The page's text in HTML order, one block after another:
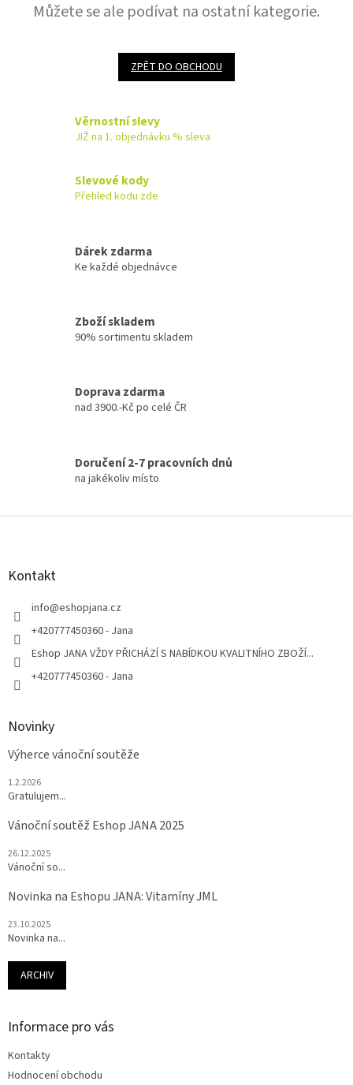
Můžete se ale podívat na ostatní kategorie.
ZPĚT DO OBCHODU
Věrnostní slevy
JIŽ na 1. objednávku % sleva
Slevové kody
Přehled kodu zde
Dárek zdarma
Ke každé objednávce
Zboží skladem
90% sortimentu skladem
Doprava zdarma
nad 3900.-Kč po celé ČR
Doručení 2-7 pracovních dnů
na jakékoliv místo
Z
Kontakt
info@eshopjana.cz
+420777450360 - Jana
Eshop JANA VŽDY PŘICHÁZÍ S NABÍDKOU KVALITNÍHO ZBOŽÍ...
+420777450360 - Jana
Novinky
Výherce vánoční soutěže
1.2.2026
Gratulujem...
Vánoční soutěž Eshop JANA 2025
26.12.2025
Vánoční so...
Novinka na Eshopu JANA: Vitamíny JML
23.10.2025
Novinka na...
ARCHIV
Informace pro vás
Kontakty
Hodnocení obchodu